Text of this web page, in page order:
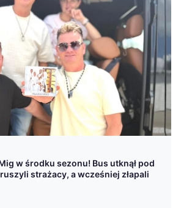
w środku sezonu! Bus utknął pod
strażacy, a wcześniej złapali